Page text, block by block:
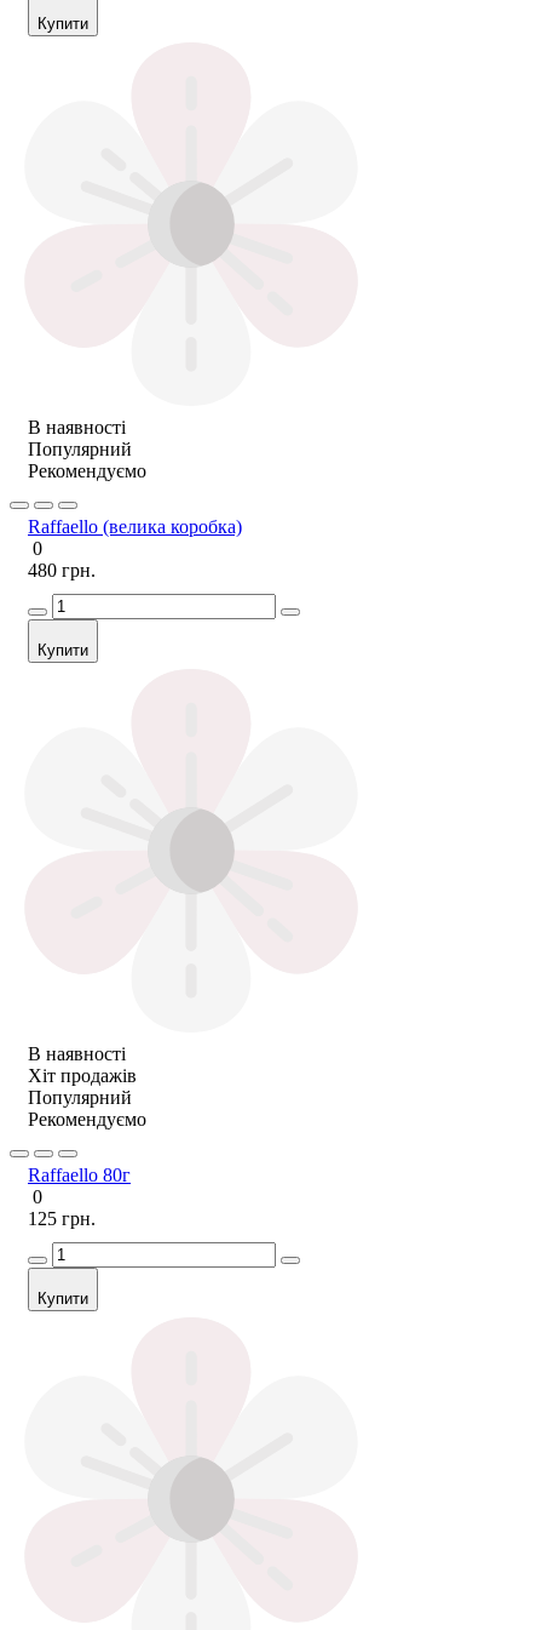
Купити
В наявності
Популярний
Рекомендуємо
Raffaello (велика коробка)
0
480 грн.
Купити
В наявності
Хіт продажів
Популярний
Рекомендуємо
Raffaello 80г
0
125 грн.
Купити